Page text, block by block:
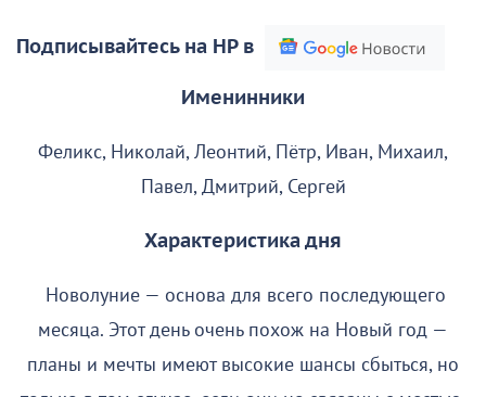
Подписывайтесь на НР в
Именинники
Феликс, Николай, Леонтий, Пётр, Иван, Михаил,
Павел, Дмитрий, Сергей
Характеристика дня
Новолуние — основа для всего последующего
месяца. Этот день очень похож на Новый год —
планы и мечты имеют высокие шансы сбыться, но